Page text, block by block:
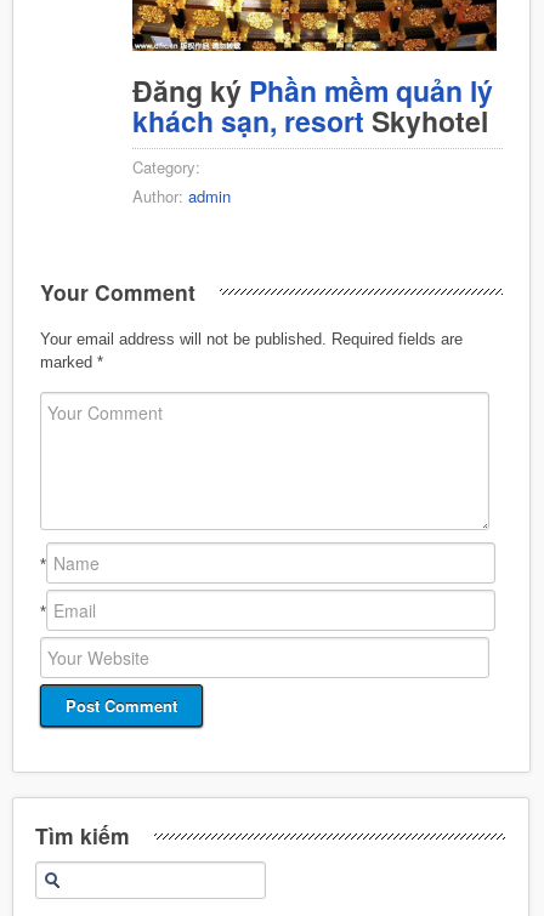
Đăng ký Phần mềm quản lý
khách sạn, resort Skyhotel
Category:
Author: admin
Your Comment
Your email address will not be published.
Required fields are
marked *
*
*
Tìm kiếm